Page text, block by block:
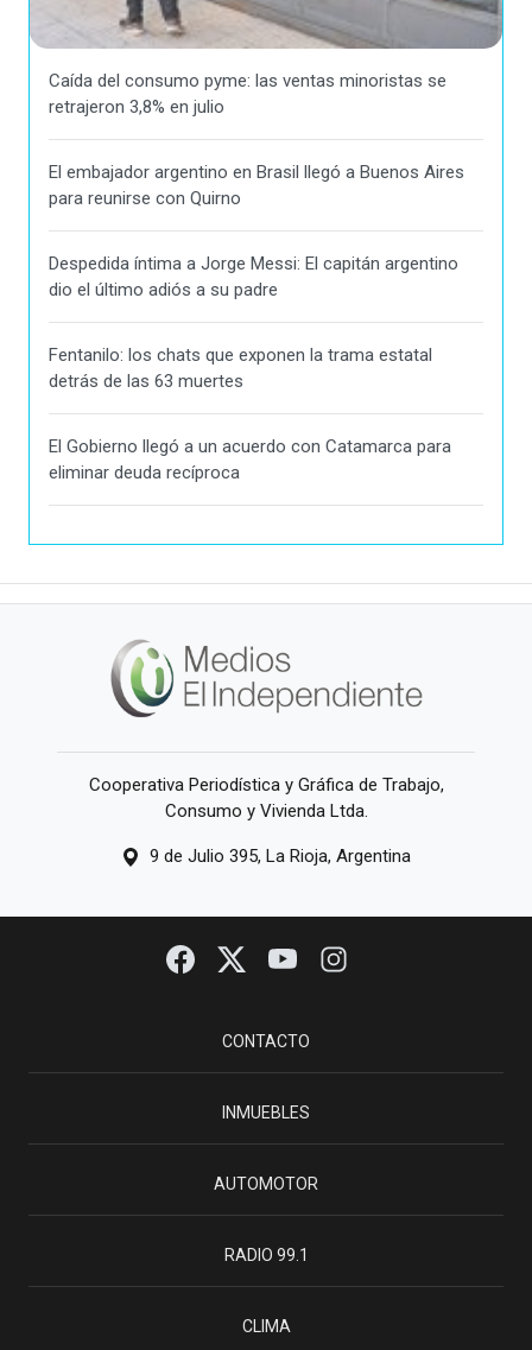
Caída del consumo pyme: las ventas minoristas se
retrajeron 3,8% en julio
El embajador argentino en Brasil llegó a Buenos Aires
para reunirse con Quirno
Despedida íntima a Jorge Messi: El capitán argentino
dio el último adiós a su padre
Fentanilo: los chats que exponen la trama estatal
detrás de las 63 muertes
El Gobierno llegó a un acuerdo con Catamarca para
eliminar deuda recíproca
Cooperativa Periodística y Gráfica de Trabajo,
Consumo y Vivienda Ltda.
9 de Julio 395, La Rioja, Argentina
CONTACTO
INMUEBLES
AUTOMOTOR
RADIO 99.1
CLIMA